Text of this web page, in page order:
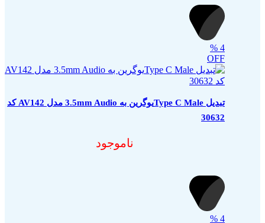
4
%
OFF
تبدیل Type C Maleیوگرین به 3.5mm Audio مدل AV142 کد
30632
ناموجود
4
%